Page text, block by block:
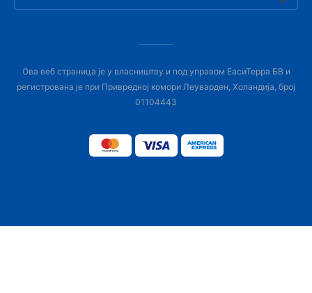
Ова веб страница је у власништву и под управом ЕасиТерра БВ и
регистрована је при Привредној комори Леуварден, Холандија, број
01104443